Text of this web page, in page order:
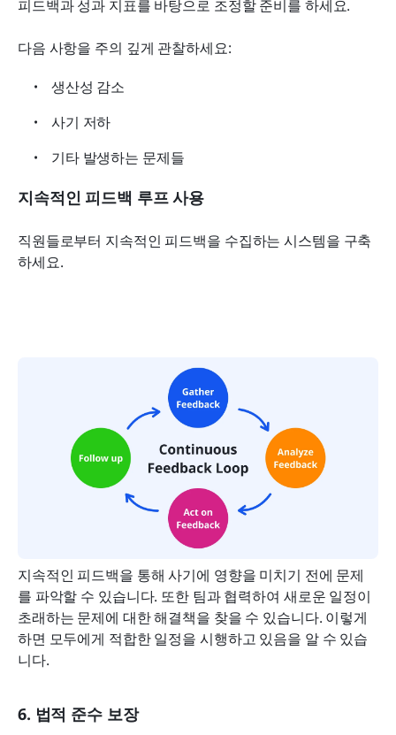
피드백과 성과 지표를 바탕으로 조정할 준비를 하세요.
다음 사항을 주의 깊게 관찰하세요:
생산성 감소
사기 저하
기타 발생하는 문제들
지속적인 피드백 루프 사용
직원들로부터 지속적인 피드백을 수집하는 시스템을 구축
하세요.
지속적인 피드백을 통해 사기에 영향을 미치기 전에 문제
를 파악할 수 있습니다. 또한 팀과 협력하여 새로운 일정이
초래하는 문제에 대한 해결책을 찾을 수 있습니다. 이렇게
하면 모두에게 적합한 일정을 시행하고 있음을 알 수 있습
니다.
6. 법적 준수 보장